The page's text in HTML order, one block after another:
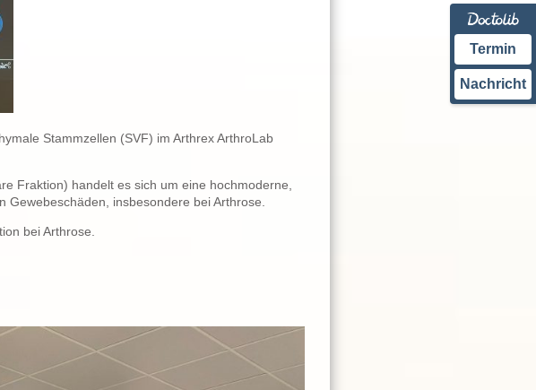
Termin
Nachricht
Stammzellen (SVF) im Arthrex ArthroLab
Fraktion) handelt es sich um eine hochmoderne,
insbesondere bei Arthrose.
bei Arthrose.